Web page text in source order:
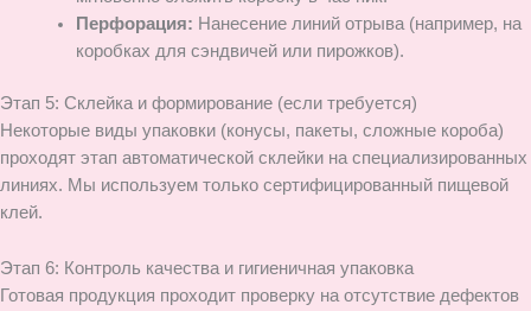
Перфорация: Нанесение линий отрыва (например, на
коробках для сэндвичей или пирожков).
Этап 5: Склейка и формирование (если требуется)
Некоторые виды упаковки (конусы, пакеты, сложные короба)
проходят этап автоматической склейки на специализированных
линиях. Мы используем только сертифицированный пищевой
клей.
Этап 6: Контроль качества и гигиеничная упаковка
Готовая продукция проходит проверку на отсутствие дефектов